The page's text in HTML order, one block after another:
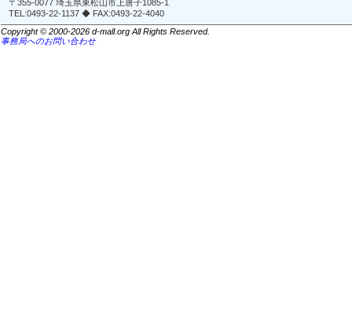
〒355-0077 埼玉県東松山市上唐子1085-1
TEL:0493-22-1137 ◆ FAX:0493-22-4040
Copyright © 2000-2026 d-mall.org All Rights Reserved.
事務局へのお問い合わせ